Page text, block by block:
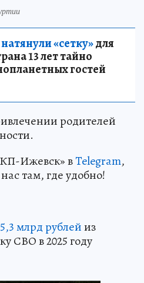
«сетку»для
13 лет тайно
гостей
родителей
Ижевск» вTelegram,
там, где удобно!
млрд рублейиз
СВО в 2025 году